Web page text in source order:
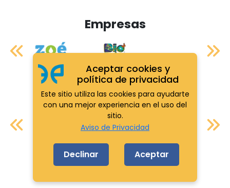
Empresas
Aliados
Aceptar cookies y
política de privacidad
Este sitio utiliza las cookies para ayudarte
con una mejor experiencia en el uso del
sitio.
Aviso de Privacidad
Declinar Aceptar